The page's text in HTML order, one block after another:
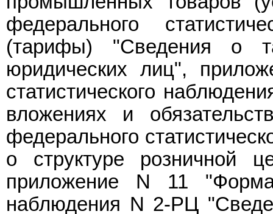
федерального
(тарифы) "Сведения о
юридических лиц",
статистического
вложениях и
федерального
о структуре розничной
приложение N 11 "Форма
наблюдения N 2-РЦ